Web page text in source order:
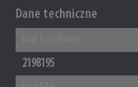
Dane techniczne
2198195